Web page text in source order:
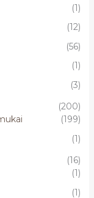
(1)
(12)
(56)
(1)
(3)
(200)
(199)
(1)
(16)
(1)
(1)